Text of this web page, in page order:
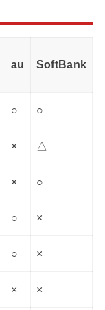
au SoftBank
○ ○
× △
× ○
○ ×
○ ×
× ×